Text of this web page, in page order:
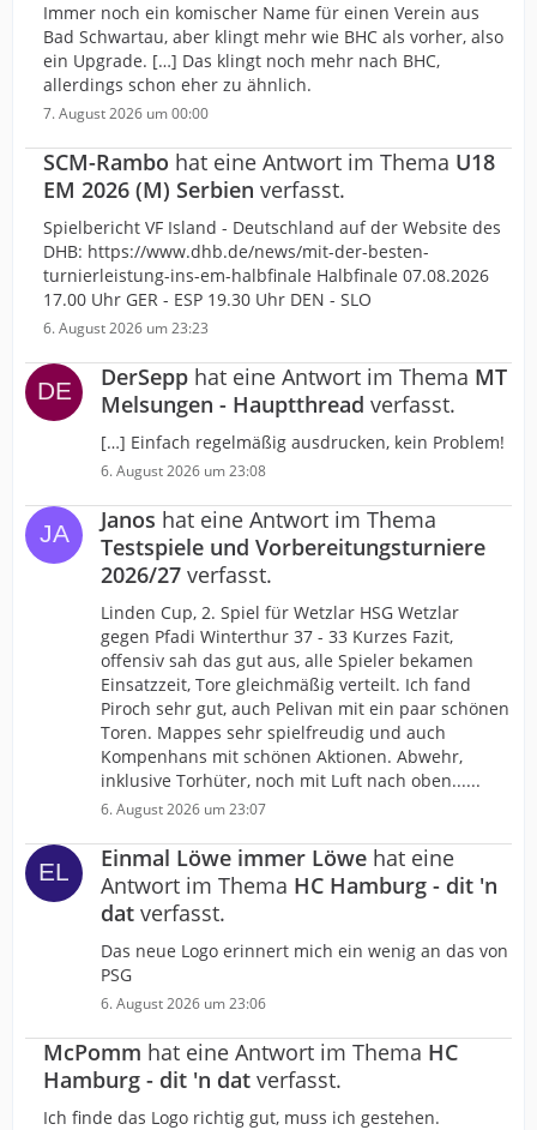
Immer noch ein komischer Name für einen Verein aus
Bad Schwartau, aber klingt mehr wie BHC als vorher, also
ein Upgrade. […] Das klingt noch mehr nach BHC,
allerdings schon eher zu ähnlich.
7. August 2026 um 00:00
SCM-Rambo hat eine Antwort im Thema U18
EM 2026 (M) Serbien verfasst.
Spielbericht VF Island - Deutschland auf der Website des
DHB: https://www.dhb.de/news/mit-der-besten-
turnierleistung-ins-em-halbfinale Halbfinale 07.08.2026
17.00 Uhr GER - ESP 19.30 Uhr DEN - SLO
6. August 2026 um 23:23
DerSepp hat eine Antwort im Thema MT
Melsungen - Hauptthread verfasst.
[…] Einfach regelmäßig ausdrucken, kein Problem!
6. August 2026 um 23:08
Janos hat eine Antwort im Thema
Testspiele und Vorbereitungsturniere
2026/27 verfasst.
Linden Cup, 2. Spiel für Wetzlar HSG Wetzlar
gegen Pfadi Winterthur 37 - 33 Kurzes Fazit,
offensiv sah das gut aus, alle Spieler bekamen
Einsatzzeit, Tore gleichmäßig verteilt. Ich fand
Piroch sehr gut, auch Pelivan mit ein paar schönen
Toren. Mappes sehr spielfreudig und auch
Kompenhans mit schönen Aktionen. Abwehr,
inklusive Torhüter, noch mit Luft nach oben......
6. August 2026 um 23:07
Einmal Löwe immer Löwe hat eine
Antwort im Thema HC Hamburg - dit 'n
dat verfasst.
Das neue Logo erinnert mich ein wenig an das von
PSG
6. August 2026 um 23:06
McPomm hat eine Antwort im Thema HC
Hamburg - dit 'n dat verfasst.
Ich finde das Logo richtig gut, muss ich gestehen.